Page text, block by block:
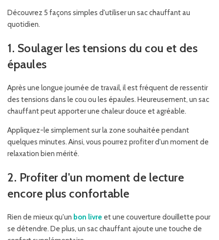
Découvrez 5 façons simples d'utiliser un sac chauffant au
quotidien.
1. Soulager les tensions du cou et des
épaules
Après une longue journée de travail, il est fréquent de ressentir
des tensions dans le cou ou les épaules. Heureusement, un sac
chauffant peut apporter une chaleur douce et agréable.
Appliquez-le simplement sur la zone souhaitée pendant
quelques minutes. Ainsi, vous pourrez profiter d'un moment de
relaxation bien mérité.
2. Profiter d'un moment de lecture
encore plus confortable
Rien de mieux qu'un bon livre et une couverture douillette pour
se détendre. De plus, un sac chauffant ajoute une touche de